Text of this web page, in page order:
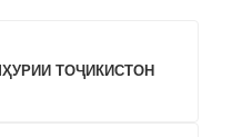
ТОҶИКИСТОН